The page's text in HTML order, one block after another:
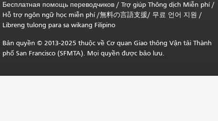
Бесплатная помощь переводчиков / Trợ giúp Thông dịch Miễn phí/
Hỗ trợ ngôn ngữ học miễn phí/無料の言語支援/ 무료 언어 지원 /
Libreng tulong para sa wikang Filipino
Bản quyền © 2013-2025 thuộc về Cơ quan Giao thông Vận tải Thành
phố San Francisco (SFMTA). Mọi quyền được bảo lưu.